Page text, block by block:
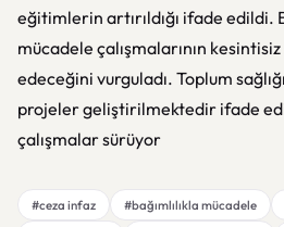
eğitimlerin artırıldığı ifade edildi.
mücadele çalışmalarının
edeceğini vurguladı. Toplum
projeler geliştirilmektedir ifade
çalışmalar sürüyor
#ceza infaz #bağımlılıkla mücadele